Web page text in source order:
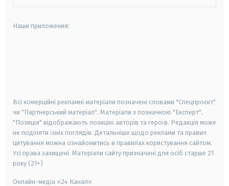
Наши приложения:
Всі комерційні рекламні матеріали позначені словами "Спецпроєкт"
чи "Партнерський матеріал". Матеріали з позначкою "Експерт",
"Позиція" відображають позицію авторів та героїв. Редакція може
не поділяти їхніх поглядів. Детальніше щодо реклами та правил
цитування можна ознайомитись в правилах користування сайтом.
Усі права захищені. Матеріали сайту призначені для осіб старше 21
року (21+)
Онлайн-медіа «24 Канал»